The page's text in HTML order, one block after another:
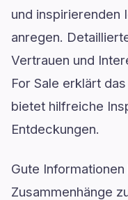
und inspirierenden
anregen.
Vertrauen und
For Sale erklärt
bietet hilfreiche
Entdeckungen.
Gute
Zusammenhänge